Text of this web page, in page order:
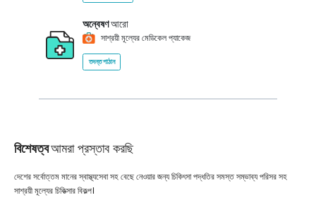
অন্বেষণআরো
সাশ্রয়ী মূল্যের মেডিকেল প্যাকেজ
তদন্ত পাঠান
বিশেষত্বআমরা প্রস্তাব করছি
দেশের সর্বোত্তম মানের স্বাস্থ্যসেবা সহ বেছে নেওয়ার জন্য চিকিৎসা পদ্ধতির সমস্ত সম্ভাব্য পরিসর সহ
সাশ্রয়ী মূল্যের চিকিত্সার বিকল্প।